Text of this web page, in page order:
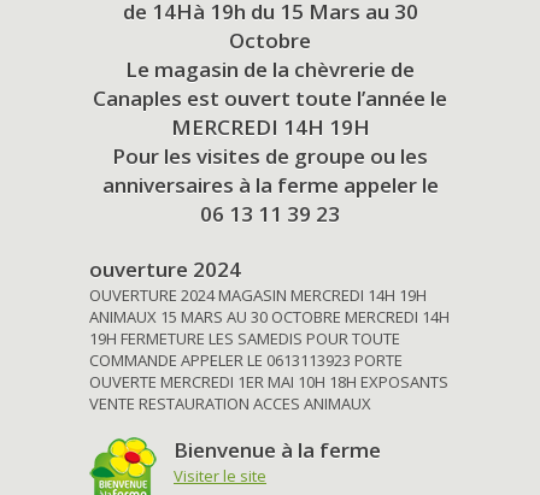
de 14Hà 19h du 15 Mars au 30
Octobre
Le magasin de la chèvrerie de
Canaples est ouvert toute l’année le
MERCREDI 14H 19H
Pour les visites de groupe ou les
anniversaires à la ferme appeler le
06 13 11 39 23
ouverture 2024
OUVERTURE 2024 MAGASIN MERCREDI 14H 19H
ANIMAUX 15 MARS AU 30 OCTOBRE MERCREDI 14H
19H FERMETURE LES SAMEDIS POUR TOUTE
COMMANDE APPELER LE 0613113923 PORTE
OUVERTE MERCREDI 1ER MAI 10H 18H EXPOSANTS
VENTE RESTAURATION ACCES ANIMAUX
Bienvenue à la ferme
Visiter le site